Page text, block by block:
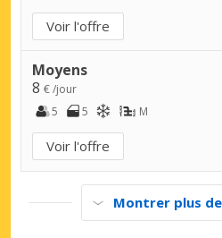
Voir l'offre
Moyens
8 € /jour
5
5 M
Voir l'offre
Montrer plus